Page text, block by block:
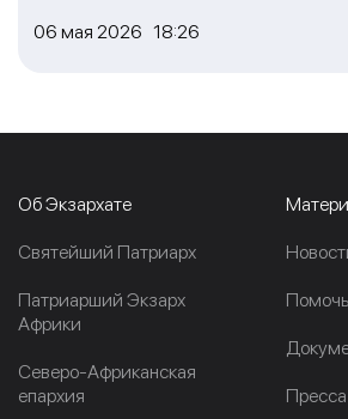
06 мая 2026 18:26
Об Экзархате
Cвятейший Патриарх
Патриарший Экзарх
Африки
Северо-Африканская
епархия
Помочь